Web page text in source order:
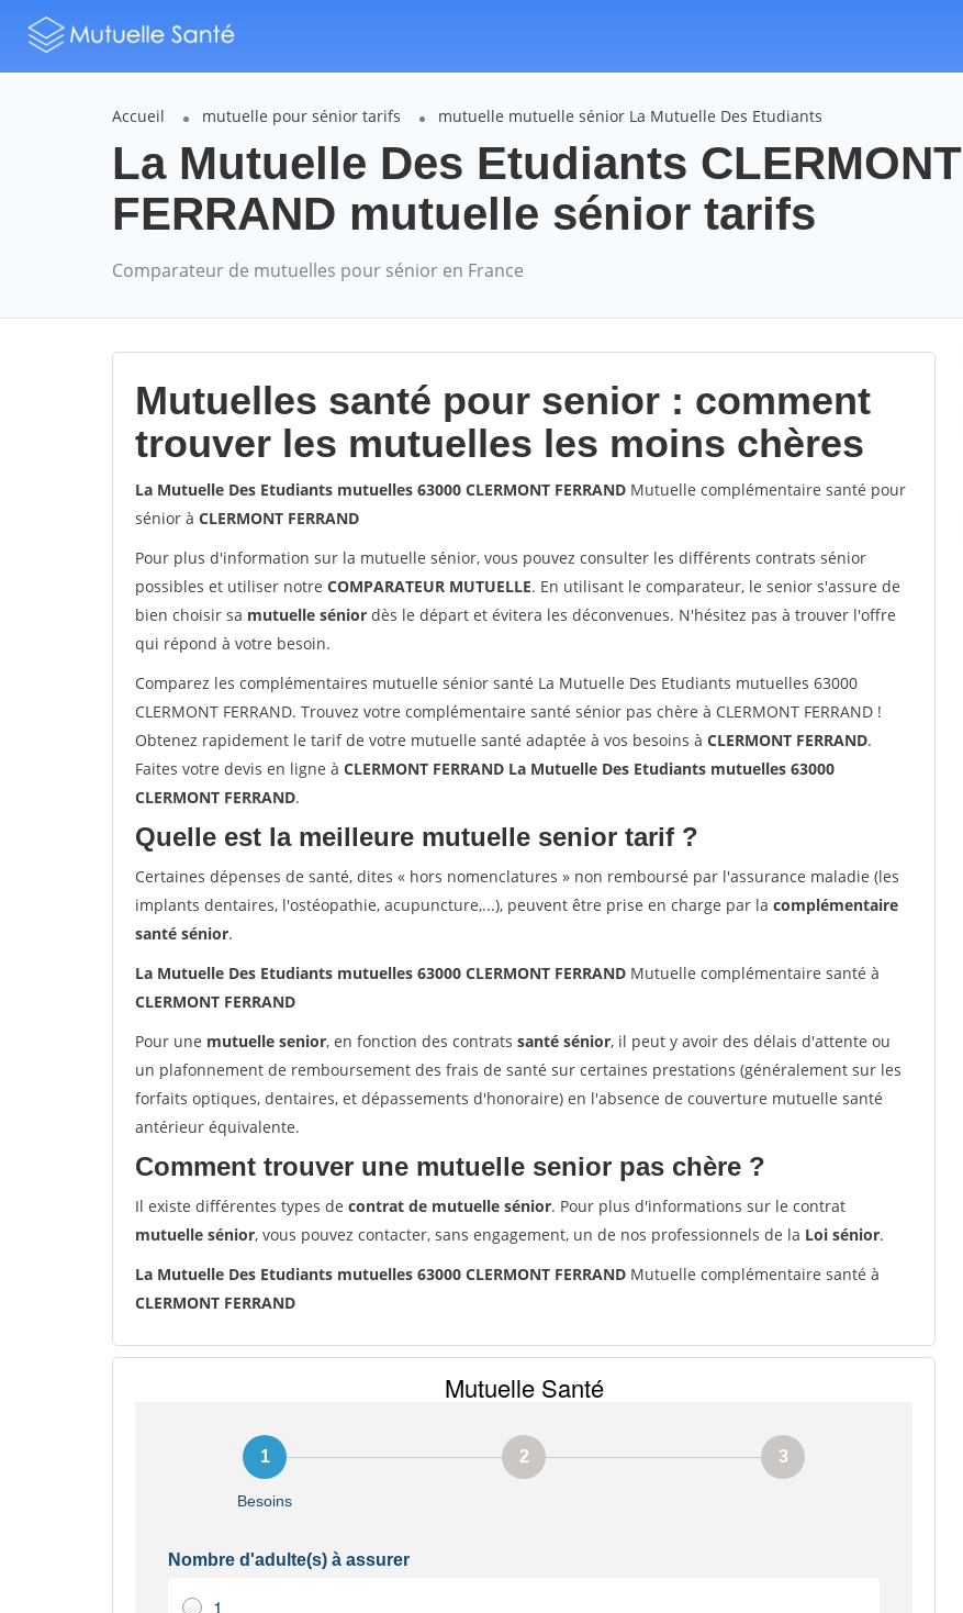
Accueil mutuelle pour sénior tarifs mutuelle mutuelle sénior La Mutuelle Des Etudiants
La Mutuelle Des Etudiants CLERMONT
FERRAND mutuelle sénior tarifs
Comparateur de mutuelles pour sénior en France
Mutuelles santé pour senior : comment
trouver les mutuelles les moins chères
La Mutuelle Des Etudiants mutuelles 63000 CLERMONT FERRAND Mutuelle complémentaire santé pour
sénior à CLERMONT FERRAND
Pour plus d'information sur la mutuelle sénior, vous pouvez consulter les différents contrats sénior
possibles et utiliser notre COMPARATEUR MUTUELLE. En utilisant le comparateur, le senior s'assure de
bien choisir sa mutuelle sénior dès le départ et évitera les déconvenues. N'hésitez pas à trouver l'offre
qui répond à votre besoin.
Comparez les complémentaires mutuelle sénior santé La Mutuelle Des Etudiants mutuelles 63000
CLERMONT FERRAND. Trouvez votre complémentaire santé sénior pas chère à CLERMONT FERRAND !
Obtenez rapidement le tarif de votre mutuelle santé adaptée à vos besoins à CLERMONT FERRAND.
Faites votre devis en ligne à CLERMONT FERRAND La Mutuelle Des Etudiants mutuelles 63000
CLERMONT FERRAND.
Quelle est la meilleure mutuelle senior tarif ?
Certaines dépenses de santé, dites « hors nomenclatures » non remboursé par l'assurance maladie (les
implants dentaires, l'ostéopathie, acupuncture,...), peuvent être prise en charge par la complémentaire
santé sénior.
La Mutuelle Des Etudiants mutuelles 63000 CLERMONT FERRAND Mutuelle complémentaire santé à
CLERMONT FERRAND
Pour une mutuelle senior, en fonction des contrats santé sénior, il peut y avoir des délais d'attente ou
un plafonnement de remboursement des frais de santé sur certaines prestations (généralement sur les
forfaits optiques, dentaires, et dépassements d'honoraire) en l'absence de couverture mutuelle santé
antérieur équivalente.
Comment trouver une mutuelle senior pas chère ?
Il existe différentes types de contrat de mutuelle sénior. Pour plus d'informations sur le contrat
mutuelle sénior, vous pouvez contacter, sans engagement, un de nos professionnels de la Loi sénior.
La Mutuelle Des Etudiants mutuelles 63000 CLERMONT FERRAND Mutuelle complémentaire santé à
CLERMONT FERRAND